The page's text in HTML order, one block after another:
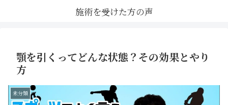
顎を引くってどんな状態？その効果とやり
方
未分類